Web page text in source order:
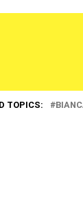
TOPICS: